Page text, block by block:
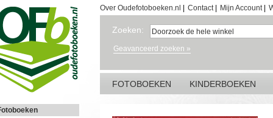
Over Oudefotoboeken.nl Contact| Mijn Account|
Zoeken:
Geavanceerd zoeken »
FOTOBOEKEN KINDERBOEKEN